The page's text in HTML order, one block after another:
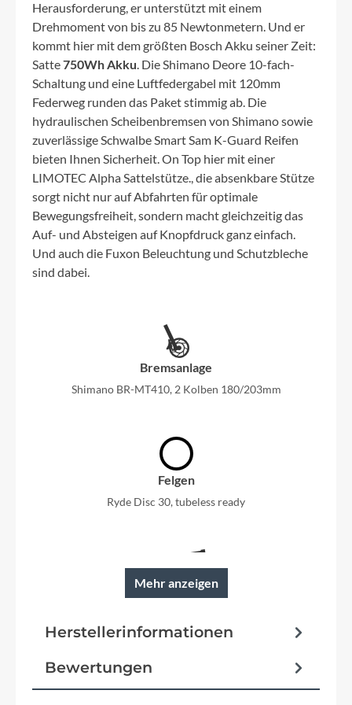
Herausforderung, er unterstützt mit einem
Drehmoment von bis zu 85 Newtonmetern. Und er
kommt hier mit dem größten Bosch Akku seiner Zeit:
Satte750Wh Akku. Die Shimano Deore 10-fach-
Schaltung und eine Luftfedergabel mit 120mm
Federweg runden das Paket stimmig ab. Die
hydraulischen Scheibenbremsen von Shimano sowie
zuverlässige Schwalbe Smart Sam K-Guard Reifen
bieten Ihnen Sicherheit. On Top hier mit einer
LIMOTEC Alpha Sattelstütze., die absenkbare Stütze
sorgt nicht nur auf Abfahrten für optimale
Bewegungsfreiheit, sondern macht gleichzeitig das
Auf- und Absteigen auf Knopfdruck ganz einfach.
Und auch die Fuxon Beleuchtung und Schutzbleche
sind dabei.
Bremsanlage
Shimano BR-MT410, 2 Kolben 180/203mm
Felgen
Ryde Disc 30, tubeless ready
Rahmen
Mehr anzeigen
Herstellerinformationen
Bewertungen